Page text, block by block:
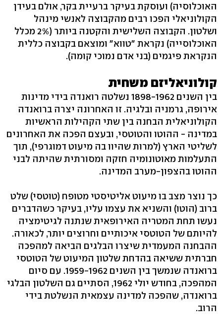
האוכלוסיה) ועוסקת בעיקר ברעיית בקר, אולם בעידן
הקולוניאלי הפכו רבים מהקבוצה לאנשי מינהל
ושלטון. הקבוצה השלישית והקטנה ביותר (2% מכלל
האוכלוסייה) נקראת "טווא" ומוצאם בקבוצה כללית
הנקראת פיגמים (בני אדם נמוכי קומה).
קולוניאליזם משחית
בין השנים 1898-1962 נשלטה רואנדה בידי מדינות
אירופה, גרמניה ובלגיה. זו האחרונה יצרה ברואנדה
הקולוניאלית הבחנה בין שתי הקהילות הראשיות
במדינה - ההוטו והטוטסי, ובעצם הפכה את האחרונים
לשליטי הארץ (למרות שהיוו בה מיעוט דמוגרפי), תוך
התעלמות מאוטונומיה חזקה ומסורתית שהיתה לבני
ההוטו בהצפון-מערב המדינה.
כך נוצר מצב בו מיעוט אליטיסטי מטופח (טוטסי) שלט
ברוב (הוטו) והשניא את עצמו עליו, בעיקר כשהדברים
נעשו תחת המטריה האירופאית שנתנה לגיטימציה
להיותם של הטוטסי איכותיים וחרוצים יותר, לכאורה.
ההבחנה המעמדית שיצרו הבלגים הביאה למהפכה
חברתית ששיאה בהדחת שלטון המיעוט של הטוטסי
ברואנדה שנמשך בין השנים 1959-1962. עם סיום
המהפכה, בחודש יולי 1962, הסתיים גם השלטון הבלגי
ברואנדה, שהפכה למדינה עצמאית הנשלטת בידי
הרוב.